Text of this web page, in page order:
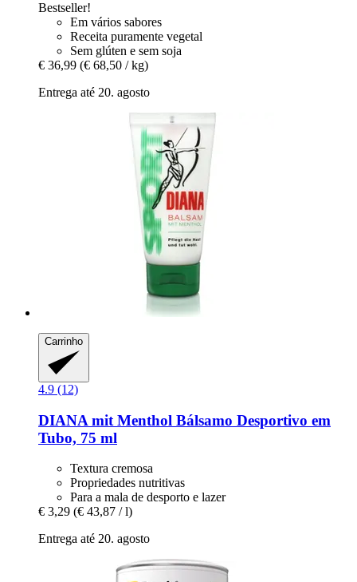
Bestseller!
Em vários sabores
Receita puramente vegetal
Sem glúten e sem soja
€ 36,99 (€ 68,50 / kg)
Entrega até 20. agosto
Carrinho
4.9 (12)
DIANA mit Menthol Bálsamo Desportivo em
Tubo, 75 ml
Textura cremosa
Propriedades nutritivas
Para a mala de desporto e lazer
€ 3,29 (€ 43,87 / l)
Entrega até 20. agosto